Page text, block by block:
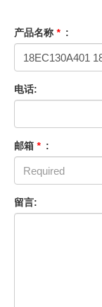
产品名称 * :
电话:
邮箱 * :
留言: